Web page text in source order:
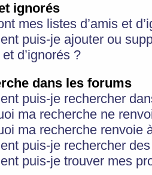
ignorés
mes listes d’amis et
puis-je ajouter ou
et d’ignorés ?
dans les forums
puis-je rechercher
ma recherche ne
ma recherche renvoie
puis-je rechercher
puis-je trouver mes